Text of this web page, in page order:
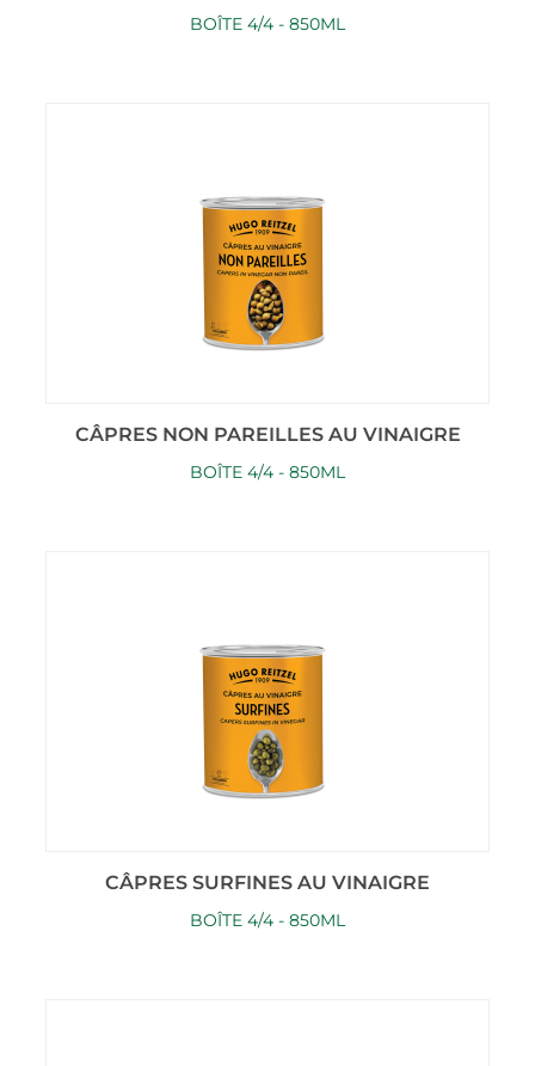
BOÎTE 4/4 - 850ML
CÂPRES NON PAREILLES AU VINAIGRE
BOÎTE 4/4 - 850ML
CÂPRES SURFINES AU VINAIGRE
BOÎTE 4/4 - 850ML